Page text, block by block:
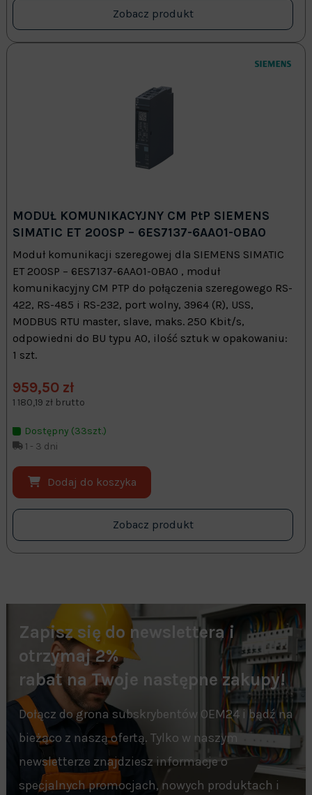
Zobacz produkt
MODUŁ KOMUNIKACYJNY CM PtP SIEMENS
SIMATIC ET 200SP – 6ES7137-6AA01-0BA0
Moduł komunikacji szeregowej dla SIEMENS SIMATIC
ET 200SP – 6ES7137-6AA01-0BA0 , moduł
komunikacyjny CM PTP do połączenia szeregowego RS-
422, RS-485 i RS-232, port wolny, 3964 (R), USS,
MODBUS RTU master, slave, maks. 250 Kbit/s,
odpowiedni do BU typu A0, ilość sztuk w opakowaniu:
1 szt.
959,50 zł
1 180,19 zł brutto
Dostępny (33szt.)
1 - 3 dni
Dodaj do koszyka
Zobacz produkt
Zapisz się do newslettera i
otrzymaj 2%
rabat na Twoje następne zakupy!
Dołącz do grona subskrybentów OEM24 i bądź na
bieżąco z naszą ofertą. Tylko w naszym
newsletterze znajdziesz informacje o
specjalnych promocjach, nowych produktach i